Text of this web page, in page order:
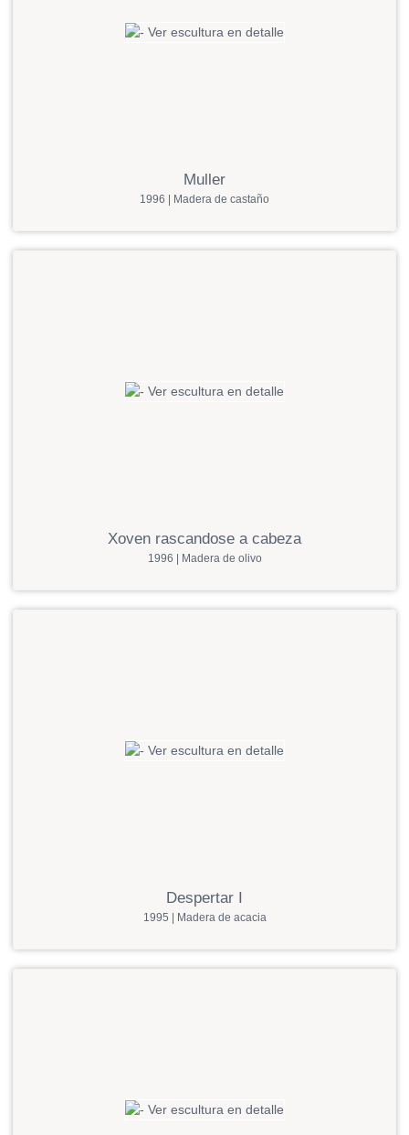
Muller
1996 | Madera de castaño
Xoven rascandose a cabeza
1996 | Madera de olivo
Despertar I
1995 | Madera de acacia